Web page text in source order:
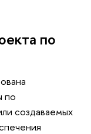
по
по
создаваемых